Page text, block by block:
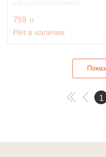
EXCELLENT HOUSEWARE
759 руб.
o
Нет в наличии
1